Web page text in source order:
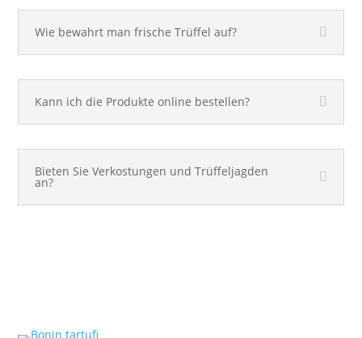
Wie bewahrt man frische Trüffel auf?
Kann ich die Produkte online bestellen?
Bieten Sie Verkostungen und Trüffeljagden
an?